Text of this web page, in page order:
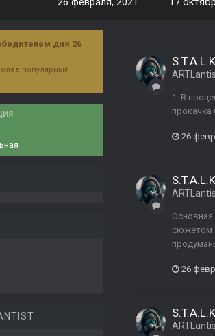
дня 26
популярный
1. В
прокачка
26
Основная
сюжетом
26